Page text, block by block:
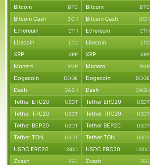
Bitcoin BTC Bitcoin BTC
Bitcoin Cash BCH Bitcoin Cash BCH
Ethereum ETH Ethereum ETH
Litecoin LTC Litecoin LTC
XRP XRP XRP XRP
Monero XMR Monero XMR
Dogecoin DOGE Dogecoin DOGE
Dash DASH Dash DASH
Tether ERC20 USDT Tether ERC20 USDT
Tether TRC20 USDT Tether TRC20 USDT
Tether BEP20 USDT Tether BEP20 USDT
Tether TON USDT Tether TON USDT
USDC ERC20 USDC USDC ERC20 USDC
Zcash ZEC Zcash ZEC